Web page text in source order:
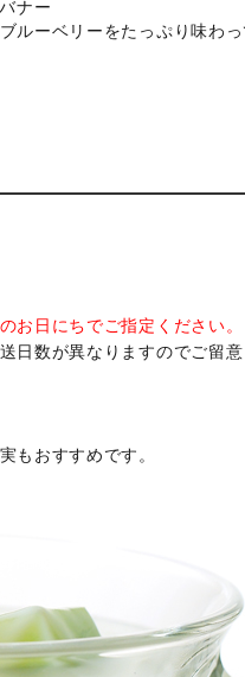
ーベリーをたっぷり味わっ
お日にちでご指定ください。
数が異なりますのでご留意
もおすすめです。